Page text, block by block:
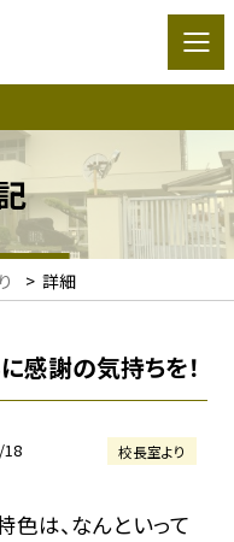
> 詳細
感謝の気持ちを！
18 校長室より
は、なんといって